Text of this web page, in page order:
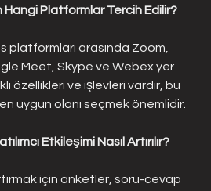
Hangi Platformlar Tercih Edilir?
platformları arasında Zoom,
Meet, Skype ve Webex yer
özellikleri ve işlevleri vardır, bu
uygun olanı seçmek önemlidir.
Etkileşimi Nasıl Artırılır?
için anketler, soru-cevap